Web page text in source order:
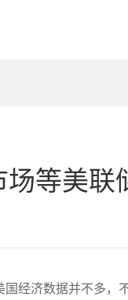
场等美联
国经济数据并不多